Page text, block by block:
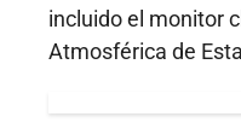
incluido el monitor
Atmosférica de